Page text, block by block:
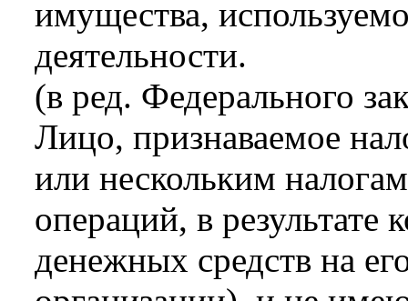
имущества,
деятельности.
(в ред. Федерального
Лицо, признаваемое
или нескольким
операций, в
денежных средств на